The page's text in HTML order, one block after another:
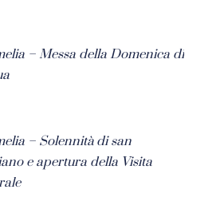
– Messa della Domenica di
– Solennità di san
e apertura della Visita